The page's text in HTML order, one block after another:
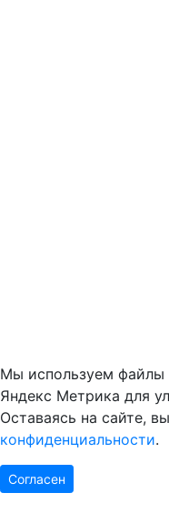
Мы используем файлы
Яндекс Метрика для
Оставаясь на сайте,
конфиденциальности.
Согласен